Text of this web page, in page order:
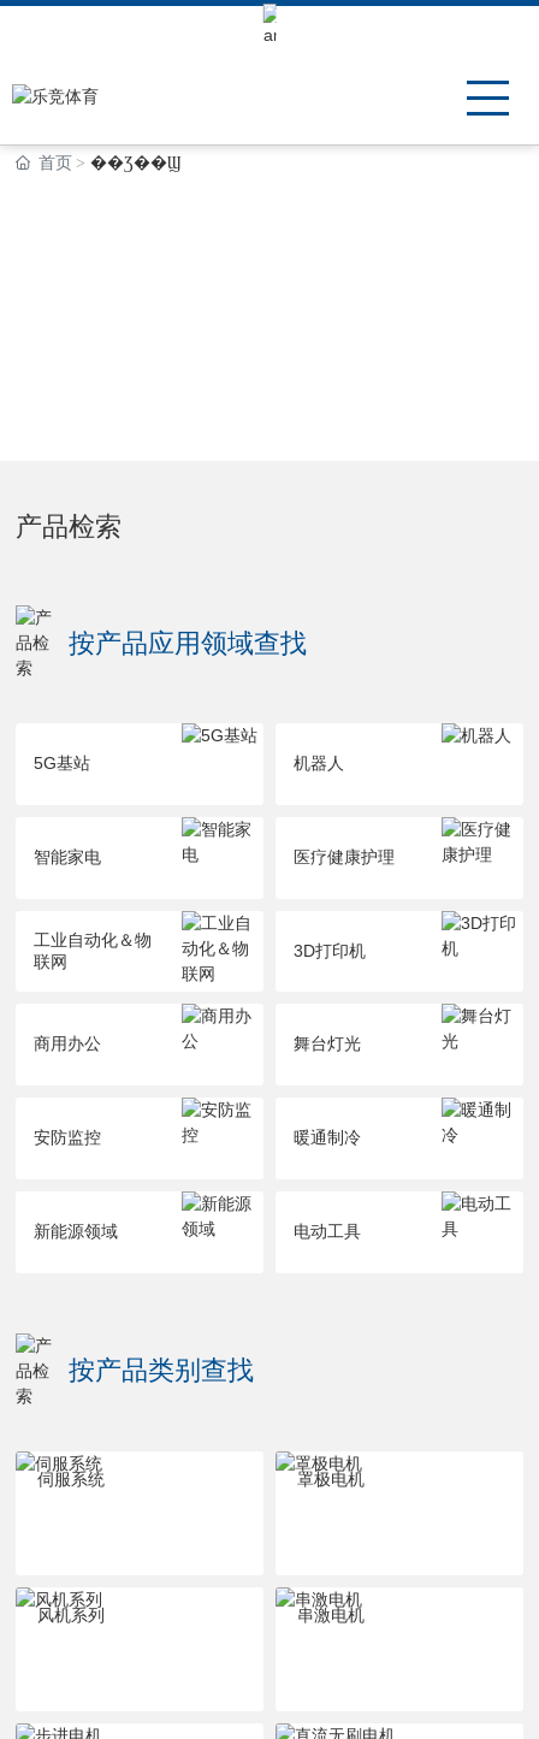
Keli Motor Group Search
首页 ��Ʒ��Ϣ
产品检索
按产品应用领域查找
5G基站 机器人
智能家电 医疗健康护理
工业自动化＆物
联网
3D打印机
商用办公 舞台灯光
安防监控 暖通制冷
新能源领域 电动工具
按产品类别查找
伺服系统 罩极电机
风机系列 串激电机